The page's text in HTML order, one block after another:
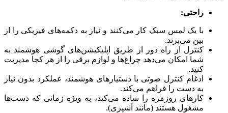
راحتی:
با یک لمس سبک کار می‌کنند و نیاز به دکمه‌های فیزیکی را از
بین می‌برند.
کنترل از راه دور از طریق اپلیکیشن‌های گوشی هوشمند به
شما امکان می‌دهد چراغ‌ها و لوازم برقی را از هر کجا مدیریت
کنید.
ادغام کنترل صوتی با دستیارهای هوشمند، عملکرد بدون نیاز
به دست را فراهم می‌کند.
کارهای روزمره را ساده می‌کند، به ویژه زمانی که دست‌ها
مشغول هستند (مانند آشپزی).